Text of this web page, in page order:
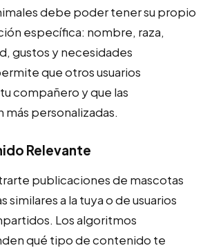
debe poder tener su propio
específica: nombre, raza,
gustos y necesidades
que otros usuarios
compañero y que las
personalizadas.
Relevante
publicaciones de mascotas
similares a la tuya o de usuarios
Los algoritmos
qué tipo de contenido te